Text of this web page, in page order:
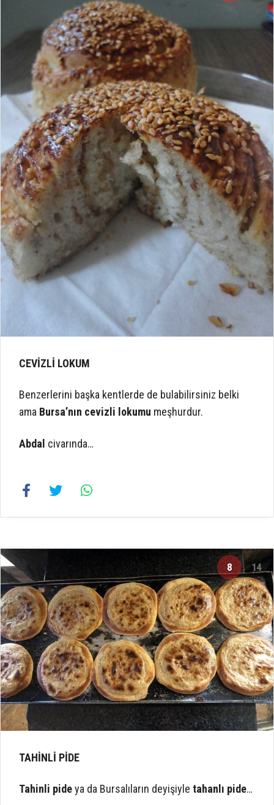
CEVİZLİ LOKUM
Benzerlerini başka kentlerde de bulabilirsiniz belki
ama Bursa’nın cevizli lokumu meşhurdur.
Abdal civarında…
8 14
TAHİNLİ PİDE
Tahinli pideya da Bursalıların deyişiyle tahanlı pide…